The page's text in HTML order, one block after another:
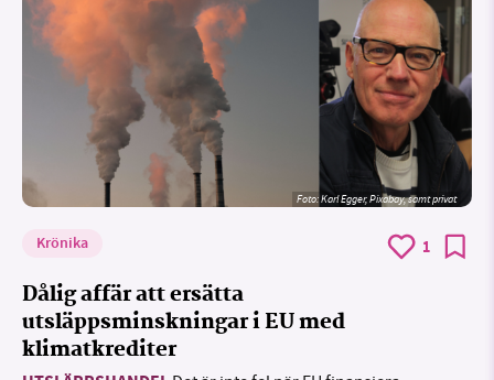
Foto:Karl Egger, Pixabay, samt privat
Krönika 1
Dålig affär att ersätta
utsläppsminskningar i EU med
klimatkrediter